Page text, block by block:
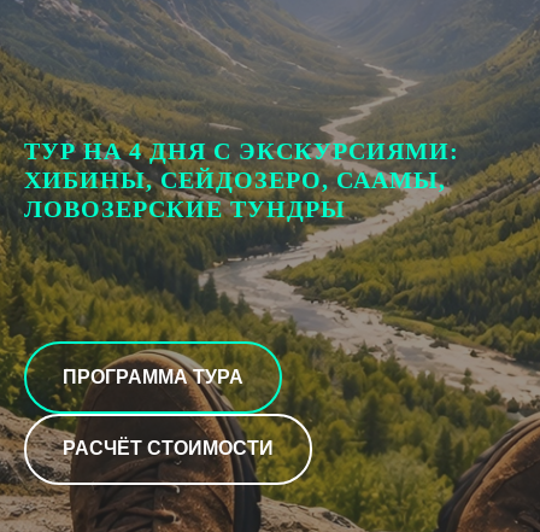
ТУР НА 4 ДНЯ С ЭКСКУРСИЯМИ:
ХИБИНЫ, СЕЙДОЗЕРО, СААМЫ,
ЛОВОЗЕРСКИЕ ТУНДРЫ
ПРОГРАММА ТУРА
РАСЧЁТ СТОИМОСТИ